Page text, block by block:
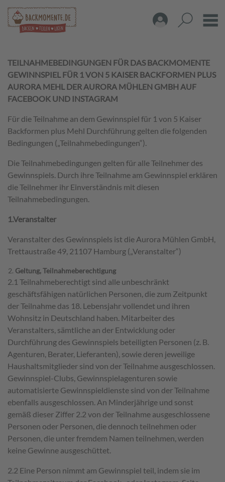
TEILNAHMEBEDINGUNGEN FÜR DAS BACKMOMENTE
GEWINNSPIEL FÜR 1 VON 5 KAISER BACKFORMEN PLUS
AURORA MEHL DER AURORA MÜHLEN GMBH AUF
FACEBOOK UND INSTAGRAM
Für die Teilnahme an dem Gewinnspiel für 1 von 5 Kaiser
Backformen plus Mehl Durchführung gelten die folgenden
Bedingungen („Teilnahmebedingungen“).
Die Teilnahmebedingungen gelten für alle Teilnehmer des
Gewinnspiels. Durch ihre Teilnahme am Gewinnspiel erklären
die Teilnehmer ihr Einverständnis mit diesen
Teilnahmebedingungen.
1.Veranstalter
Veranstalter des Gewinnspiels ist die Aurora Mühlen GmbH,
Trettaustraße 49, 21107 Hamburg („Veranstalter“)
Geltung, Teilnahmeberechtigung
2.1 Teilnahmeberechtigt sind alle unbeschränkt
geschäftsfähigen natürlichen Personen, die zum Zeitpunkt
der Teilnahme das 18. Lebensjahr vollendet und ihren
Wohnsitz in Deutschland haben. Mitarbeiter des
Veranstalters, sämtliche an der Entwicklung oder
Durchführung des Gewinnspiels beteiligten Personen (z. B.
Agenturen, Berater, Lieferanten), sowie deren jeweilige
Haushaltsmitglieder sind von der Teilnahme ausgeschlossen.
Gewinnspiel-Clubs, Gewinnspielagenturen sowie
automatisierte Gewinnspieldienste sind von der Teilnahme
ebenfalls ausgeschlossen. An Minderjährige und sonst
gemäß dieser Ziffer 2.2 von der Teilnahme ausgeschlossene
Personen oder Personen, die dennoch teilnehmen oder
Personen, die unter fremdem Namen teilnehmen, werden
keine Gewinne ausgeschüttet.
2.2 Eine Person nimmt am Gewinnspiel teil, indem sie im